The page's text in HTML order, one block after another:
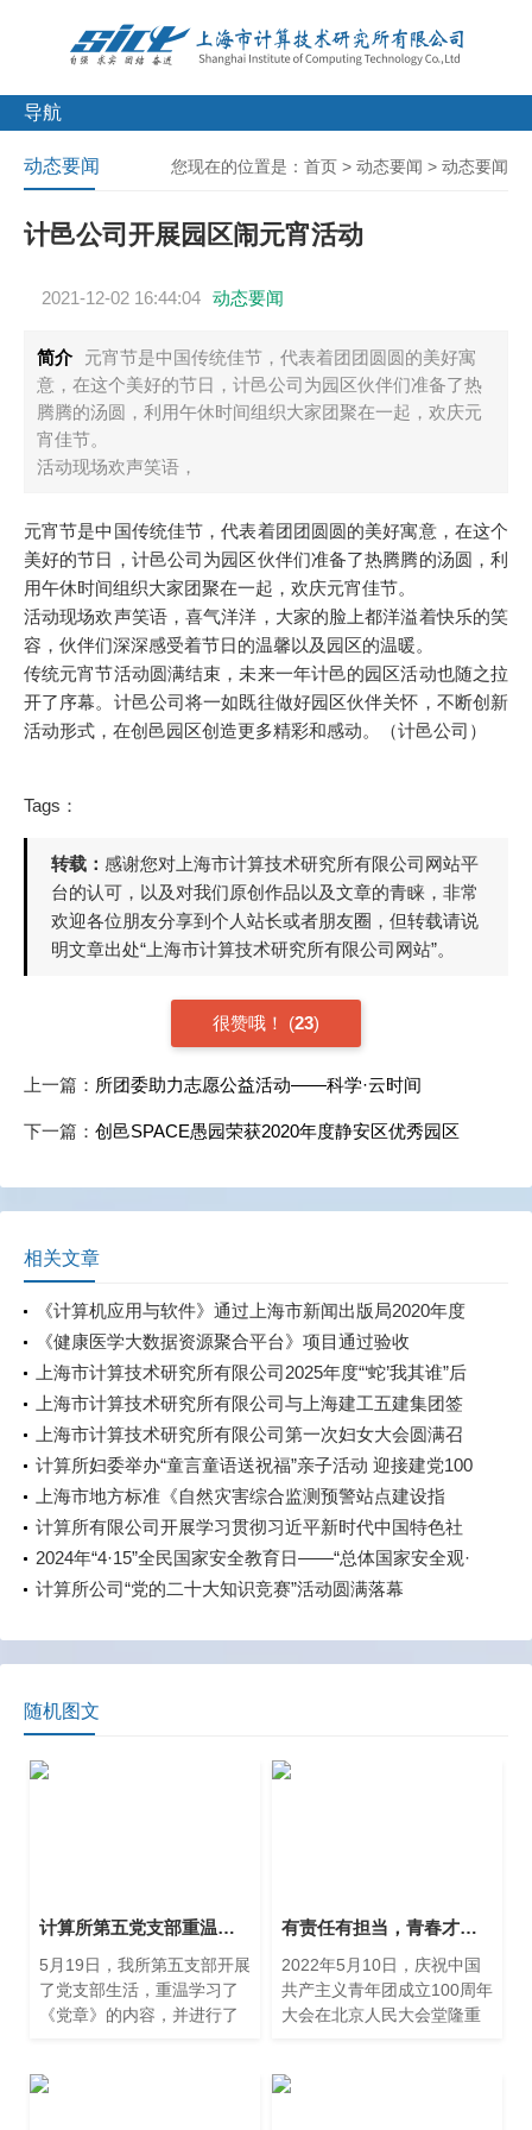
导航
您现在的位置是： 首页 > 动态要闻 > 动态要闻
动态要闻
计邑公司开展园区闹元宵活动
2021-12-02 16:44:04 动态要闻
简介
元宵节是中国传统佳节，代表着团团圆圆的美好寓
意，在这个美好的节日，计邑公司为园区伙伴们准备了热
腾腾的汤圆，利用午休时间组织大家团聚在一起，欢庆元
宵佳节。
活动现场欢声笑语，
元宵节是中国传统佳节，代表着团团圆圆的美好寓意，在这个
美好的节日，计邑公司为园区伙伴们准备了热腾腾的汤圆，利
用午休时间组织大家团聚在一起，欢庆元宵佳节。
活动现场欢声笑语，喜气洋洋，大家的脸上都洋溢着快乐的笑
容，伙伴们深深感受着节日的温馨以及园区的温暖。
传统元宵节活动圆满结束，未来一年计邑的园区活动也随之拉
开了序幕。计邑公司将一如既往做好园区伙伴关怀，不断创新
活动形式，在创邑园区创造更多精彩和感动。（计邑公司）
Tags：
转载： 感谢您对上海市计算技术研究所有限公司网站平
台的认可，以及对我们原创作品以及文章的青睐，非常
欢迎各位朋友分享到个人站长或者朋友圈，但转载请说
明文章出处“上海市计算技术研究所有限公司网站”。
很赞哦！ (23)
上一篇： 所团委助力志愿公益活动——科学·云时间
下一篇： 创邑SPACE愚园荣获2020年度静安区优秀园区
相关文章
《计算机应用与软件》通过上海市新闻出版局2020年度
期刊核验
《健康医学大数据资源聚合平台》项目通过验收
上海市计算技术研究所有限公司2025年度“‘蛇’我其谁”后
备人才培养计划第一轮课程顺利开班
上海市计算技术研究所有限公司与上海建工五建集团签
订战略合作协议
上海市计算技术研究所有限公司第一次妇女大会圆满召
开
计算所妇委举办“童言童语送祝福”亲子活动 迎接建党100
周年
上海市地方标准《自然灾害综合监测预警站点建设指
南》获市场监管局批准发布
计算所有限公司开展学习贯彻习近平新时代中国特色社
会主义思想主题教育中心组学习会暨第八期读书班活动
2024年“4·15”全民国家安全教育日——“总体国家安全观·
创新引领10周年”
计算所公司“党的二十大知识竞赛”活动圆满落幕
随机图文
计算所第五党支部重温学习《党章》
5月19日，我所第五支部开展
了党支部生活，重温学习了
《党章》的内容，并进行了
有责任有担当，青春才会闪光
2022年5月10日，庆祝中国
共产主义青年团成立100周年
大会在北京人民大会堂隆重
平出席大会并发表重要讲